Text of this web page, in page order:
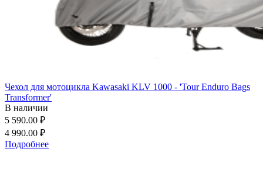
Чехол для мотоцикла Kawasaki KLV 1000 - 'Tour Enduro Bags
Transformer'
В наличии
5 590.00 ₽
4 990.00 ₽
Подробнее